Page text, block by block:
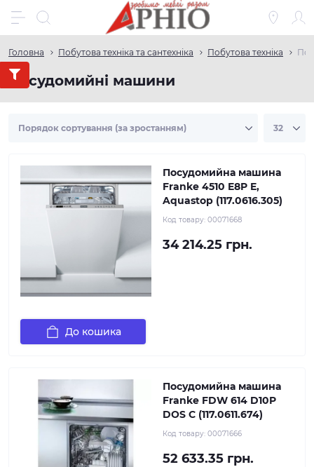
Головна Побутова техніка та сантехніка Побутова техніка
Посудомийні машини
Посудомийна машина
Franke 4510 E8P E,
Aquastop (117.0616.305)
Код товару: 00071668
34 214.25 грн.
До кошика
Посудомийна машина
Franke FDW 614 D10P
DOS C (117.0611.674)
Код товару: 00071666
52 633.35 грн.